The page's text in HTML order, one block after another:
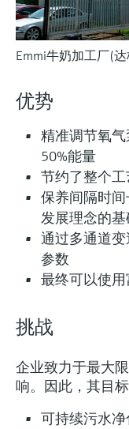
软件
产品工具
通过产品筛选，
通过产品特性查找适当
系统组件。
Applicator 选型和
通过应用参数查找、选
Device Viewer
查找产品具体信息和文
备件查找工具
您可通过产品型号、订
放射线物位测量
阻旋料位开关
伺服液位测量
机电式物位测量
微波限位栅物位测
Level
选购全部
ORP电极和变送器
污泥界面传感器
营养盐分析仪和传
金属分析仪
光度计
微波传输测量原理
Memosens数字技
线缆式温度计
多点温度计
选购全部
选购全部
视距测量仪
超高探测器
选购全部
公用工程：可靠
所有行业的关
工业领域的可持
数字化驱动流程
决策级过程透明
关联公司
Emmi牛奶加工厂(
优势
精准调节氧
50%能量
节约了整个
保养间隔时
发展理念的基
通过多通道
参数
最终可以使
挑战
企业致力于最大
响。因此，其目标
可持续污水